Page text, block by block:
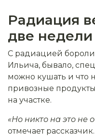
Радиация
две недели
С радиацией
Ильича, бывало,
можно кушать и что
привозные
на участке.
«Но никто на это не
отмечает рассказчик.